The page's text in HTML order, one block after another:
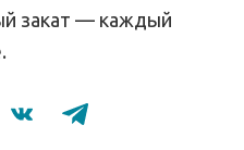
закат — каждый